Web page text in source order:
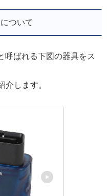
ついて
呼ばれる下図の器具をス
介します。